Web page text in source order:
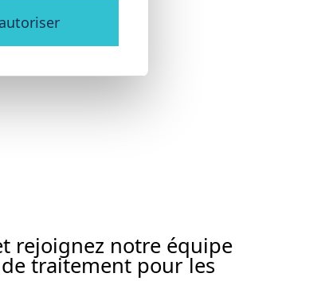
rejoignez notre équipe
traitement pour les